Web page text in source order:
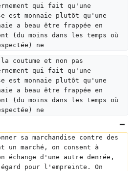
qui fait qu'une
est monnaie plutôt qu'une
a beau être frappée en
(du moins dans les temps où
ne
coutume et non pas
qui fait qu'une
est monnaie plutôt qu'une
a beau être frappée en
(du moins dans les temps où
ne
sa marchandise contre des
marché, on consent à
échange d'une autre denrée,
pour l'empreinte. On